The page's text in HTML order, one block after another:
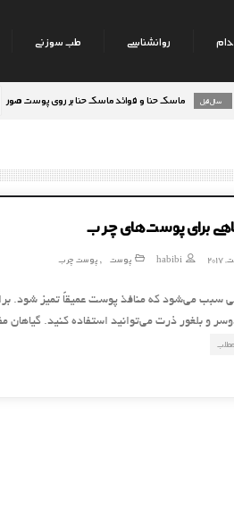
روانشناسی طب سوزنی
ماسک حنا و فوائد ماسک حنا بر روی پوست صورت
برای پوست‌های چرب
habibi پوست ,پوست چرب
سبب می‌شود که منافذ پوست عمیقاً تمیز شود.
و بلغور ذرت می‌توانید استفاده کنید.